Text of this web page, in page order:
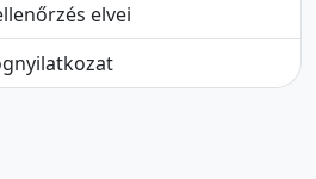
elvei